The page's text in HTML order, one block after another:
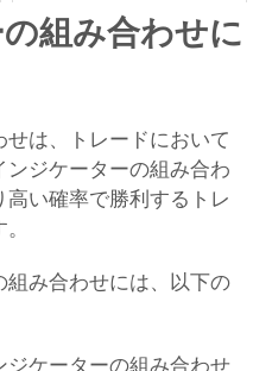
組み合わせに
は、トレードにおいて
ジケーターの組み合わ
い確率で勝利するトレ
み合わせには、以下の
ジケーターの組み合わせ